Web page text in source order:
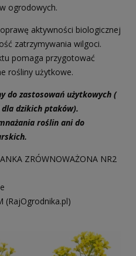
ogrodowych.
aktywności biologicznej
zatrzymywania wilgoci.
pomaga przygotować
rośliny użytkowe.
do zastosowań użytkowych (
dzikich ptaków).
roślin ani do
ZRÓWNOWAŻONA NR2
(RajOgrodnika.pl)